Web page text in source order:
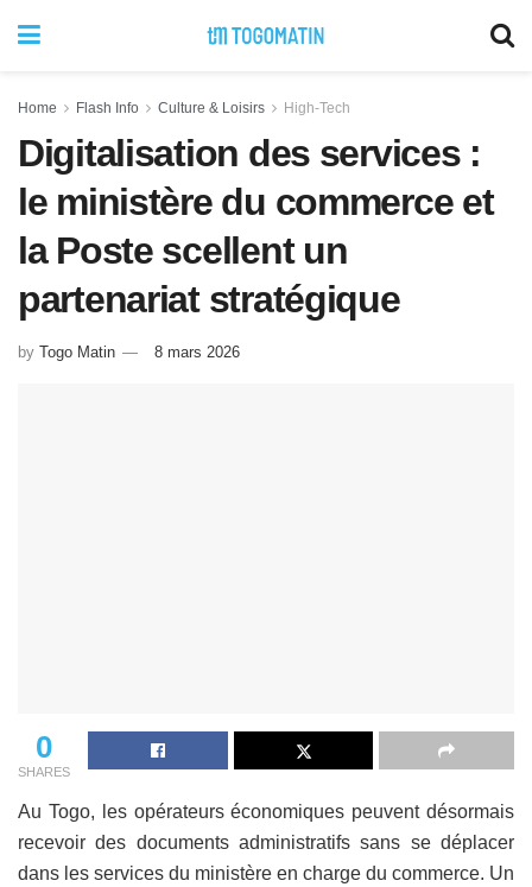
Home Flash Info Culture & Loisirs High-Tech
Digitalisation des services :
le ministère du commerce et
la Poste scellent un
partenariat stratégique
by Togo Matin 8 mars 2026
0
SHARES
Au Togo, les opérateurs économiques peuvent désormais
recevoir des documents administratifs sans se déplacer
dans les services du ministère en charge du commerce. Un